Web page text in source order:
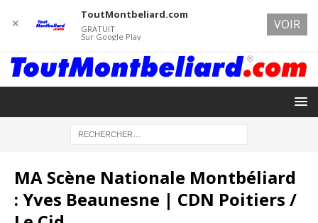
MA Scène Nationale Montbéliard
: Yves Beaunesne | CDN Poitiers /
✕
ToutMontbeliard.com
GRATUIT
Sur Google Play
VOIR